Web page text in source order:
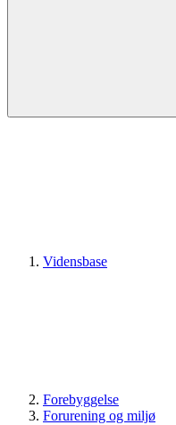
Vidensbase
Forebyggelse
Forurening og miljø